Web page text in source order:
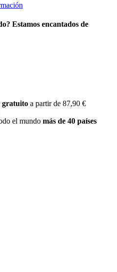
Estamos encantados de
gratuito a partir de 87,90 €
el mundo más de 40 países